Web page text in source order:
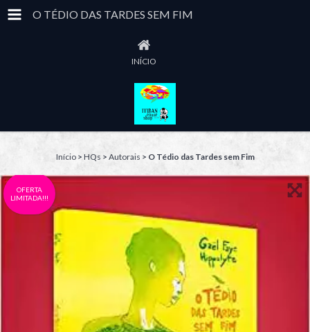
O TÉDIO DAS TARDES SEM FIM
INÍCIO
Início > HQs > Autorais > O Tédio das Tardes sem Fim
OFERTA
LIMITADA!!!